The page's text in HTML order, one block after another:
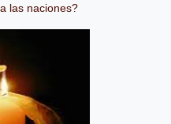
las naciones?